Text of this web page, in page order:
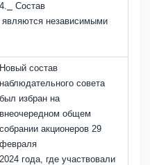
.
Состав
независимыми
Новый состав
наблюдательного совета
был избран на
внеочередном общем
собрании акционеров 29
февраля
2024 года, где участвовали